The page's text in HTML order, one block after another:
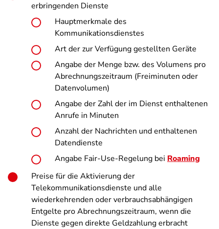
erbringenden Dienste
Hauptmerkmale des
Kommunikationsdienstes
Art der zur Verfügung gestellten Geräte
Angabe der Menge bzw. des Volumens pro
Abrechnungszeitraum (Freiminuten oder
Datenvolumen)
Angabe der Zahl der im Dienst enthaltenen
Anrufe in Minuten
Anzahl der Nachrichten und enthaltenen
Datendienste
Angabe Fair-Use-Regelung bei Roaming
Preise für die Aktivierung der
Telekommunikationsdienste und alle
wiederkehrenden oder verbrauchsabhängigen
Entgelte pro Abrechnungszeitraum, wenn die
Dienste gegen direkte Geldzahlung erbracht